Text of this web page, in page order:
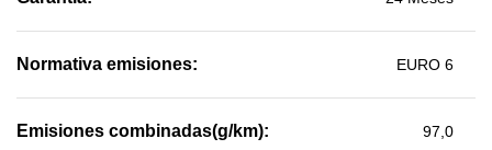
Normativa emisiones: EURO 6
Emisiones combinadas(g/km): 97,0